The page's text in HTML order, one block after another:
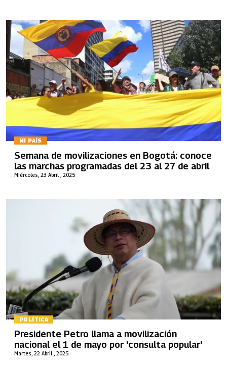
MI PAÍS
Miércoles, 23 Abril , 2025
Semana de movilizaciones en Bogotá: conoce
las marchas programadas del 23 al 27 de abril
POLÍTICA
Martes, 22 Abril , 2025
Presidente Petro llama a movilización
nacional el 1 de mayo por 'consulta popular'